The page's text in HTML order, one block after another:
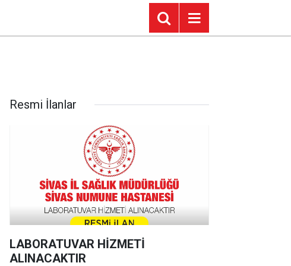
Resmi İlanlar
LABORATUVAR HİZMETİ
ALINACAKTIR